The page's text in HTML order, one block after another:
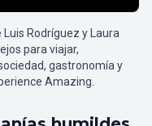
Rodríguez y Laura
para viajar,
gastronomía y
Amazing.